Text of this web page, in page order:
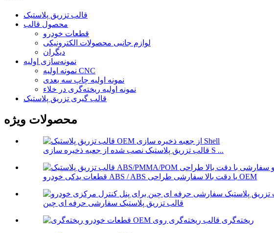
قالب تزریق پلاستیک
محصول قالب
قطعات خودرو
لوازم جانبی محصولات الکترونیکی
دیگران
نمونه‌سازی اولیه
نمونه اولیه CNC
نمونه اولیه چاپ سه بعدی
نمونه اولیه ریخته‌گری در خلاء
قالب گیری تزریق پلاستیک
محصولات ویژه
قالب تزریق پلاستیک نصب شده از جعبه ذخیره سازی S ...
قطعات یدکی خودرو ABS / ABS با دقت بالا سفارشی طراحی OEM
قالب تزریق پلاستیک سفارشی حرفه ای چین